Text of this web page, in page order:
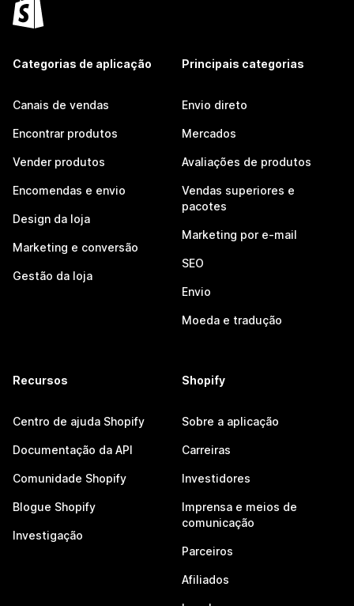
Categorias de aplicação
Canais de vendas
Encontrar produtos
Vender produtos
Encomendas e envio
Design da loja
Marketing e conversão
Gestão da loja
Principais categorias
Envio direto
Mercados
Avaliações de produtos
Vendas superiores e
pacotes
Marketing por e-mail
SEO
Envio
Moeda e tradução
Recursos
Centro de ajuda Shopify
Documentação da API
Comunidade Shopify
Blogue Shopify
Investigação
Shopify
Sobre a aplicação
Carreiras
Investidores
Imprensa e meios de
comunicação
Parceiros
Afiliados